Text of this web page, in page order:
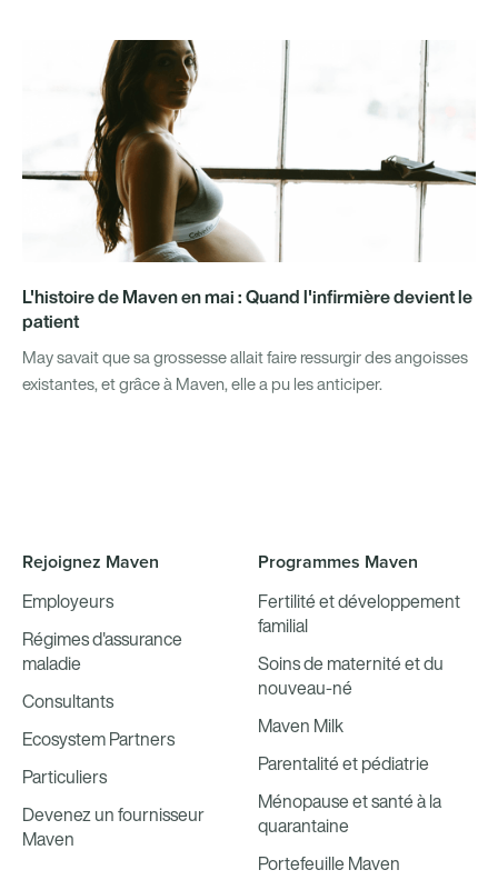
L'histoire de Maven en mai : Quand l'infirmière devient le
patient
May savait que sa grossesse allait faire ressurgir des angoisses
existantes, et grâce à Maven, elle a pu les anticiper.
Rejoignez Maven
Employeurs
Régimes d'assurance
maladie
Consultants
Ecosystem Partners
Particuliers
Devenez un fournisseur
Maven
Programmes Maven
Fertilité et développement
familial
Soins de maternité et du
nouveau-né
Maven Milk
Parentalité et pédiatrie
Ménopause et santé à la
quarantaine
Portefeuille Maven